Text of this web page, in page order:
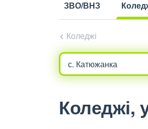
ЗВО/ВНЗ
Коледжі
Коледжі,